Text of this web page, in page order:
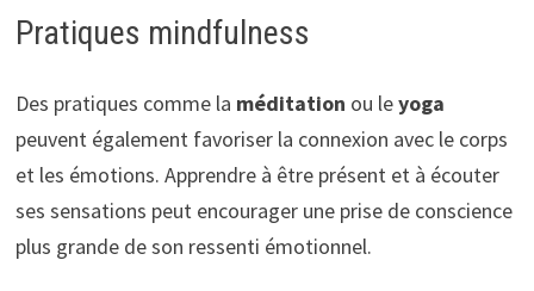
Pratiques mindfulness
Des pratiques comme la méditation ou leyoga
peuvent également favoriser la connexion avec le corps
et les émotions. Apprendre à être présent et à écouter
ses sensations peut encourager une prise de conscience
plus grande de son ressenti émotionnel.